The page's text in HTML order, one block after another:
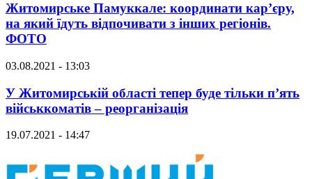
Житомирське Памуккале: координати кар’єру,
на який їдуть відпочивати з інших регіонів.
ФОТО
03.08.2021 - 13:03
У Житомирській області тепер буде тільки п’ять
військкоматів – реорганізація
19.07.2021 - 14:47